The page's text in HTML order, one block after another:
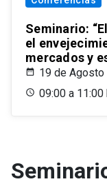
Seminario:
el
mercados y
19 de Agosto
09:00 a 11:00